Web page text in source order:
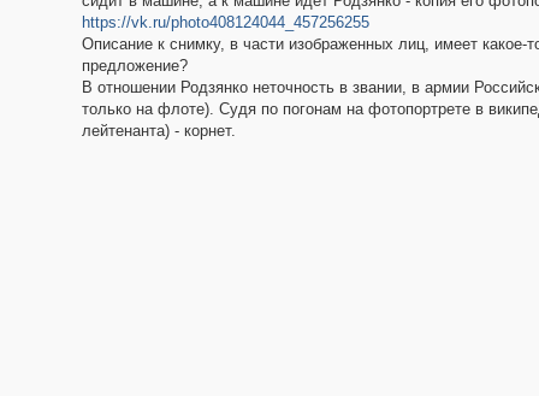
https://vk.ru/photo408124044_457256255
Описание к снимку, в части изображенных лиц, имеет какое-
предложение?
В отношении Родзянко неточность в звании, в армии
только на флоте). Судя по погонам на фотопортрете в
лейтенанта) - корнет.